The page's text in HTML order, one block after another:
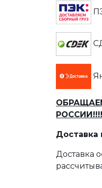
РОССИИ!!!!
Доставка
Доставка